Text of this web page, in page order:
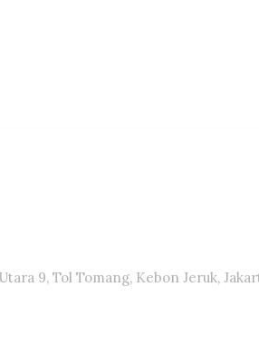
9, Tol Tomang, Kebon Jeruk,